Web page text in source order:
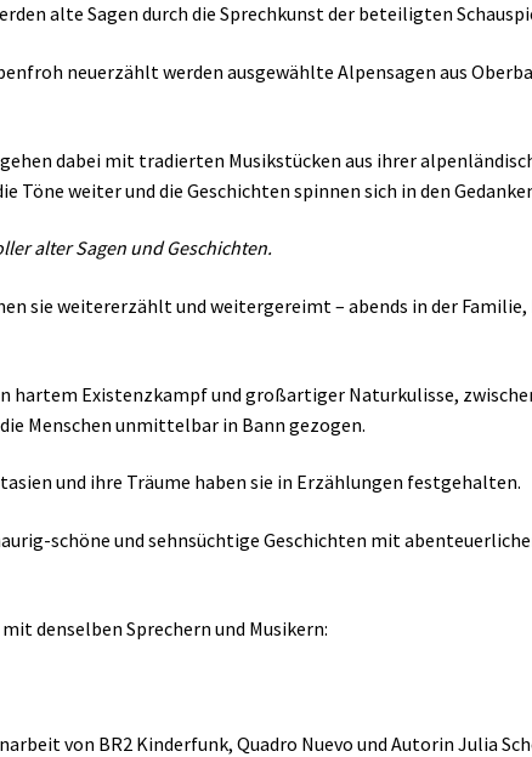
alte Sagen durch die Sprechkunst der beteiligten
neuerzählt werden ausgewählte Alpensagen aus
dabei mit tradierten Musikstücken aus ihrer
Töne weiter und die Geschichten spinnen sich in den
alter Sagen und Geschichten.
sie weitererzählt und weitergereimt – abends in der
hartem Existenzkampf und großartiger Naturkulisse,
Menschen unmittelbar in Bann gezogen.
und ihre Träume haben sie in Erzählungen festgehalten.
schöne und sehnsüchtige Geschichten mit
denselben Sprechern und Musikern:
von BR2 Kinderfunk, Quadro Nuevo und Autorin Julia